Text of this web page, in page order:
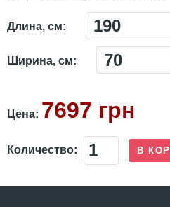
Длина, см:
Ширина, см:
Цена: 7697 грн
Количество: